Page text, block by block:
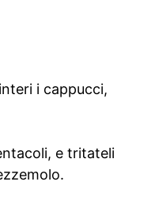
i cappucci,
e tritateli